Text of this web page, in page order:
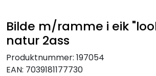
Bilde m/ramme i eik
natur 2ass
Produktnummer: 197054
EAN: 7039181177730
ACCESSORIES
JUL